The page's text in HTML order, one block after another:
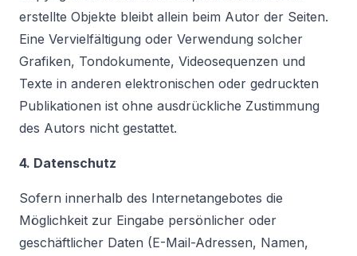
erstellte Objekte bleibt allein beim Autor der Seiten.
Eine Vervielfältigung oder Verwendung solcher
Grafiken, Tondokumente, Videosequenzen und
Texte in anderen elektronischen oder gedruckten
Publikationen ist ohne ausdrückliche Zustimmung
des Autors nicht gestattet.
4. Datenschutz
Sofern innerhalb des Internetangebotes die
Möglichkeit zur Eingabe persönlicher oder
geschäftlicher Daten (E-Mail-Adressen, Namen,